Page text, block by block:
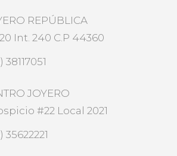
REPÚBLICA
Int. 240 C.P 44360
JOYERO
#22 Local 2021